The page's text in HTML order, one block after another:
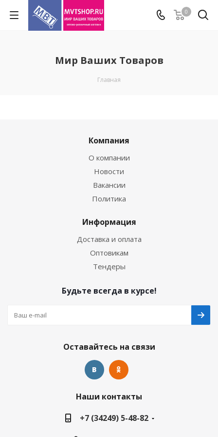
0
Мир Ваших Товаров
Главная
Компания
О компании
Новости
Вакансии
Политика
Информация
Доставка и оплата
Оптовикам
Тендеры
Будьте всегда в курсе!
Оставайтесь на связи
Наши контакты
+7 (34249) 5-48-82